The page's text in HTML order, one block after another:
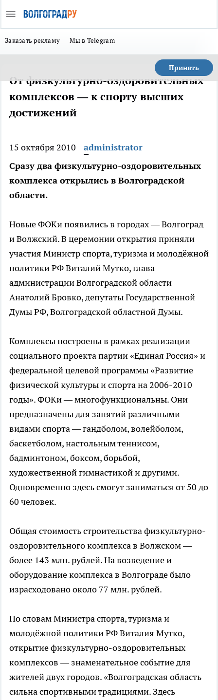
Заказать рекламу Мы в Telegram
Принять
От физкультурно-оздоровительных
комплексов — к спорту высших
достижений
15 октября 2010
administrator
Сразу два физкультурно-оздоровительных
комплекса открылись в Волгоградской
области.
Новые ФОКи появились в городах — Волгоград
и Волжский. В церемонии открытия приняли
участия Министр спорта, туризма и молодёжной
политики РФ Виталий Мутко, глава
администрации Волгоградской области
Анатолий Бровко, депутаты Государственной
Думы РФ, Волгоградской областной Думы.
Комплексы построены в рамках реализации
социального проекта партии «Единая Россия» и
федеральной целевой программы «Развитие
физической культуры и спорта на 2006-2010
годы». ФОКи — многофункциональны. Они
предназначены для занятий различными
видами спорта — гандболом, волейболом,
баскетболом, настольным теннисом,
бадминтоном, боксом, борьбой,
художественной гимнастикой и другими.
Одновременно здесь смогут заниматься от 50 до
60 человек.
Общая стоимость строительства физкультурно-
оздоровительного комплекса в Волжском —
более 143 млн. рублей. На возведение и
оборудование комплекса в Волгограде было
израсходовано около 77 млн. рублей.
По словам Министра спорта, туризма и
молодёжной политики РФ Виталия Мутко,
открытие физкультурно-оздоровительных
комплексов — знаменательное событие для
жителей двух городов. «Волгоградская область
сильна спортивными традициями. Здесь